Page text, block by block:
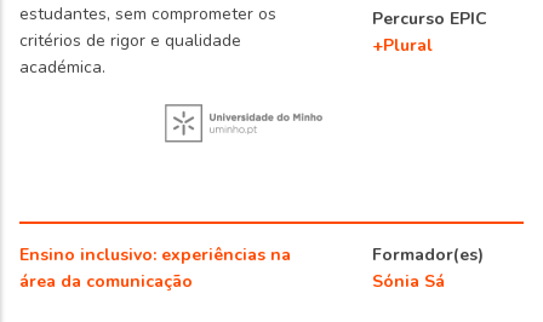
estudantes, sem comprometer os
critérios de rigor e qualidade
académica.
Percurso EPIC
+Plural
Ensino inclusivo: experiências na
área da comunicação
Formador(es)
Sónia Sá